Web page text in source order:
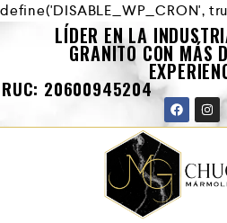
define('DISABLE_WP_CRON',
LÍDER EN LA
GRANITO CON MÁS
RUC: 20600945204